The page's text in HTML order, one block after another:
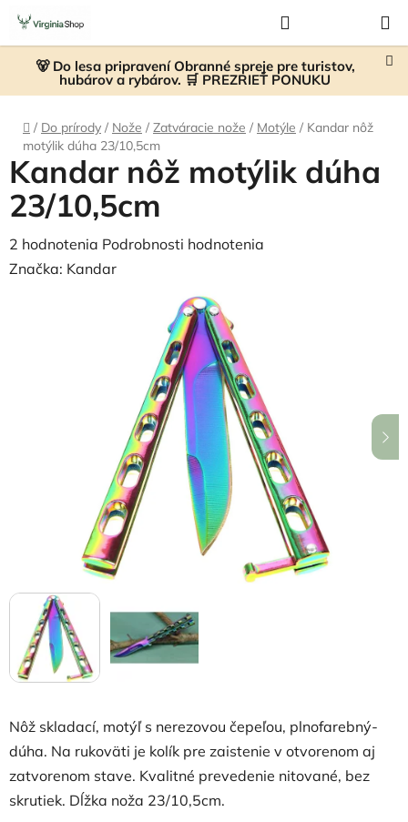
Prejsť
obsah
🐻 Do lesa pripravení Obranné spreje pre turistov,
hubárov a rybárov. 🛒 PREZRIEŤ PONUKU
KOŠÍK
Domov
/ Do prírody / Nože / Zatváracie nože / Motýle / Kandar nôž
motýlik dúha 23/10,5cm
Nôž skladací, motýľ s nerezovou čepeľou, plnofarebný-
dúha. Na rukoväti je kolík pre zaistenie v otvorenom aj
zatvorenom stave. Kvalitné prevedenie nitované, bez
skrutiek. Dĺžka noža 23/10,5cm.
Kandar nôž motýlik dúha
23/10,5cm
Priemerné
hodnotenie
2 hodnotenia Podrobnosti hodnotenia
Značka: Kandar